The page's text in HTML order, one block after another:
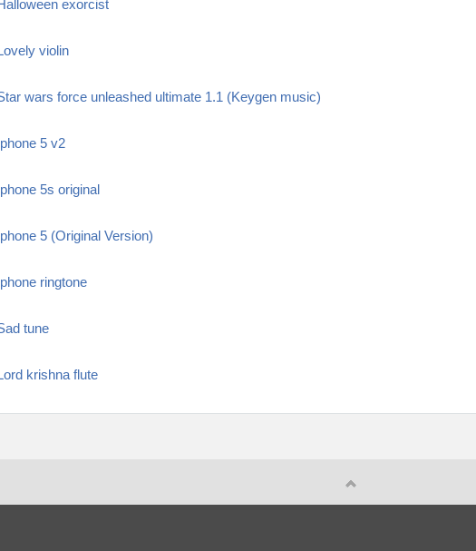
exorcist
violin
wars force unleashed ultimate 1.1 (Keygen music)
5 v2
5s original
5 (Original Version)
ringtone
tune
krishna flute